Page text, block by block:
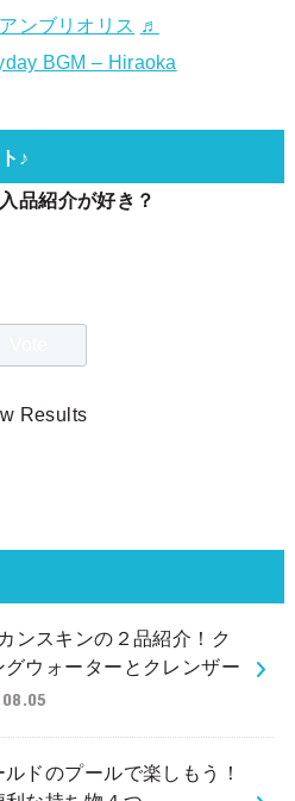
ンブリオリス ♬
BGM – Hiraoka
♪
品紹介が好き？
Results
ンスキンの２品紹介！ク
グウォーターとクレンザー
ルドのプールで楽しもう！